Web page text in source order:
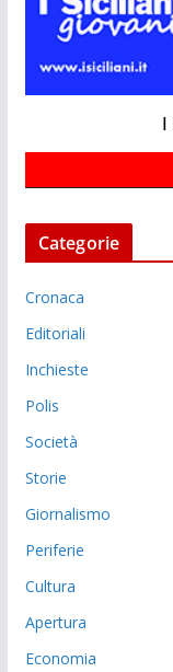
I
Categorie
Cronaca
Editoriali
Inchieste
Polis
Società
Storie
Giornalismo
Periferie
Cultura
Apertura
Economia